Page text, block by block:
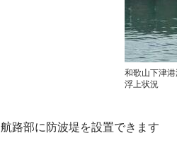
和歌山下津港
浮上状況
航路部に防波堤を設置できます